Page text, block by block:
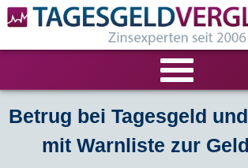
VERGLEICHE
Tagesgeld-Vergleich
RECHNER
Betrug bei Tagesgeld
mit Warnliste zur